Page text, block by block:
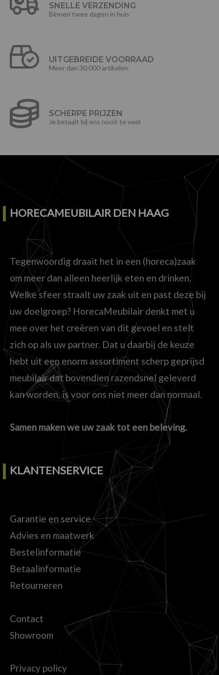
SNELLE VERZENDING
Binnen twee dagen in huis
UITGEBREIDE VOORRAAD
Meer dan 30.000 artikelen
SCHERPE PRIJZEN
Je betaalt bij ons nooit te veel
HORECAMEUBILAIR DEN HAAG
Tegenwoordig draait het in een (horeca)zaak
om meer dan alleen heerlijk eten en drinken.
Welke sfeer straalt uw zaak uit en past deze bij
uw doelgroep? HorecaMeubilair denkt met u
mee over het creëren van dit gevoel en stelt
zich op als uw partner. Dat u daarbij de keuze
hebt uit een enorm assortiment scherp geprijsd
meubilair dat bovendien razendsnel geleverd
kan worden, is voor ons niet meer dan normaal.
Samen maken we uw zaak tot een beleving.
KLANTENSERVICE
Garantie en service
Advies en maatwerk
Bestelinformatie
Betaalinformatie
Retourneren
Contact
Showroom
Privacy policy